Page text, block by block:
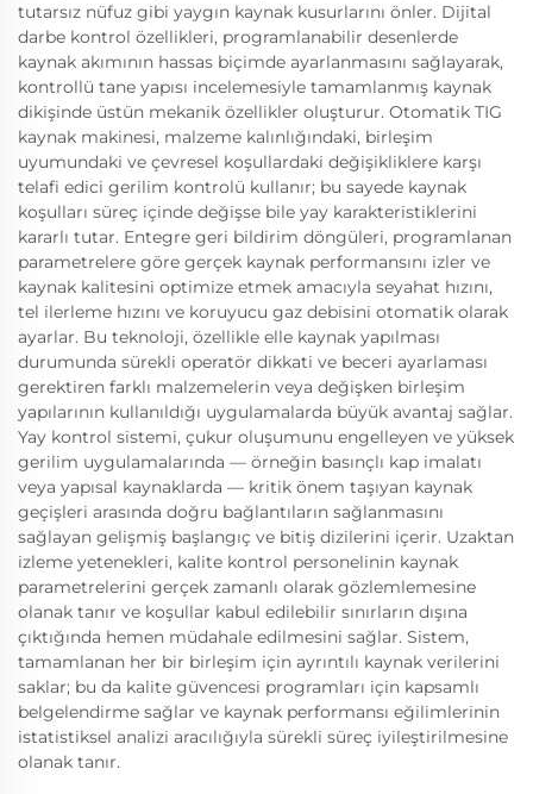
tutarsız nüfuz gibi yaygın kaynak kusurlarını önler. Dijital
darbe kontrol özellikleri, programlanabilir desenlerde
kaynak akımının hassas biçimde ayarlanmasını sağlayarak,
kontrollü tane yapısı incelemesiyle tamamlanmış kaynak
dikişinde üstün mekanik özellikler oluşturur. Otomatik TIG
kaynak makinesi, malzeme kalınlığındaki, birleşim
uyumundaki ve çevresel koşullardaki değişikliklere karşı
telafi edici gerilim kontrolü kullanır; bu sayede kaynak
koşulları süreç içinde değişse bile yay karakteristiklerini
kararlı tutar. Entegre geri bildirim döngüleri, programlanan
parametrelere göre gerçek kaynak performansını izler ve
kaynak kalitesini optimize etmek amacıyla seyahat hızını,
tel ilerleme hızını ve koruyucu gaz debisini otomatik olarak
ayarlar. Bu teknoloji, özellikle elle kaynak yapılması
durumunda sürekli operatör dikkati ve beceri ayarlaması
gerektiren farklı malzemelerin veya değişken birleşim
yapılarının kullanıldığı uygulamalarda büyük avantaj sağlar.
Yay kontrol sistemi, çukur oluşumunu engelleyen ve yüksek
gerilim uygulamalarında — örneğin basınçlı kap imalatı
veya yapısal kaynaklarda — kritik önem taşıyan kaynak
geçişleri arasında doğru bağlantıların sağlanmasını
sağlayan gelişmiş başlangıç ve bitiş dizilerini içerir. Uzaktan
izleme yetenekleri, kalite kontrol personelinin kaynak
parametrelerini gerçek zamanlı olarak gözlemlemesine
olanak tanır ve koşullar kabul edilebilir sınırların dışına
çıktığında hemen müdahale edilmesini sağlar. Sistem,
tamamlanan her bir birleşim için ayrıntılı kaynak verilerini
saklar; bu da kalite güvencesi programları için kapsamlı
belgelendirme sağlar ve kaynak performansı eğilimlerinin
istatistiksel analizi aracılığıyla sürekli süreç iyileştirilmesine
olanak tanır.